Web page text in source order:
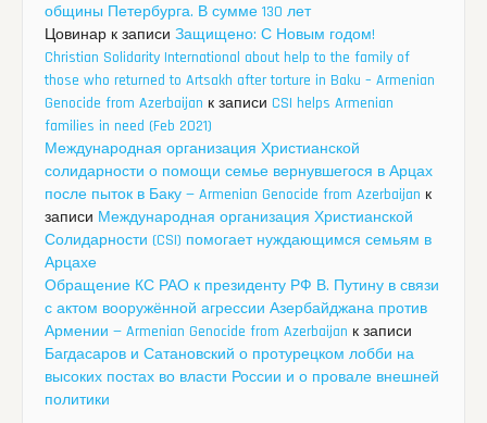
общины Петербурга. В сумме 130 лет
Цовинар к записи Защищено: С Новым годом!
Christian Solidarity International about help to the family of
those who returned to Artsakh after torture in Baku – Armenian
Genocide from Azerbaijan к записи CSI helps Armenian
families in need (Feb 2021)
Международная организация Христианской
солидарности о помощи семье вернувшегося в Арцах
после пыток в Баку — Armenian Genocide from Azerbaijan к
записи Международная организация Христианской
Солидарности (CSI) помогает нуждающимся семьям в
Арцахе
Обращение КС РАО к президенту РФ В. Путину в связи
с актом вооружённой агрессии Азербайджана против
Армении — Armenian Genocide from Azerbaijan к записи
Багдасаров и Сатановский о протурецком лобби на
высоких постах во власти России и о провале внешней
политики